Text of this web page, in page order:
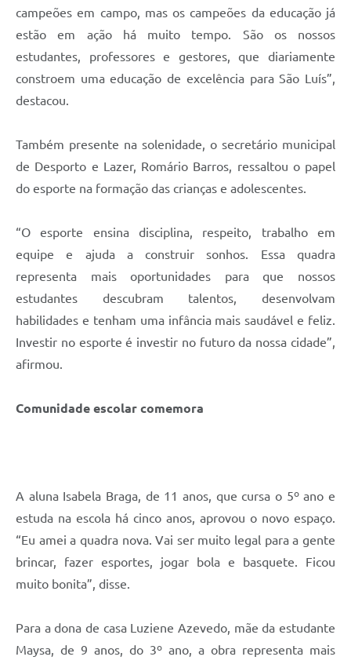
campeões em campo, mas os campeões da educação já
estão em ação há muito tempo. São os nossos
estudantes, professores e gestores, que diariamente
constroem uma educação de excelência para São Luís”,
destacou.
Também presente na solenidade, o secretário municipal
de Desporto e Lazer, Romário Barros, ressaltou o papel
do esporte na formação das crianças e adolescentes.
“O esporte ensina disciplina, respeito, trabalho em
equipe e ajuda a construir sonhos. Essa quadra
representa mais oportunidades para que nossos
estudantes descubram talentos, desenvolvam
habilidades e tenham uma infância mais saudável e feliz.
Investir no esporte é investir no futuro da nossa cidade”,
afirmou.
Comunidade escolar comemora
A aluna Isabela Braga, de 11 anos, que cursa o 5º ano e
estuda na escola há cinco anos, aprovou o novo espaço.
“Eu amei a quadra nova. Vai ser muito legal para a gente
brincar, fazer esportes, jogar bola e basquete. Ficou
muito bonita”, disse.
Para a dona de casa Luziene Azevedo, mãe da estudante
Maysa, de 9 anos, do 3º ano, a obra representa mais